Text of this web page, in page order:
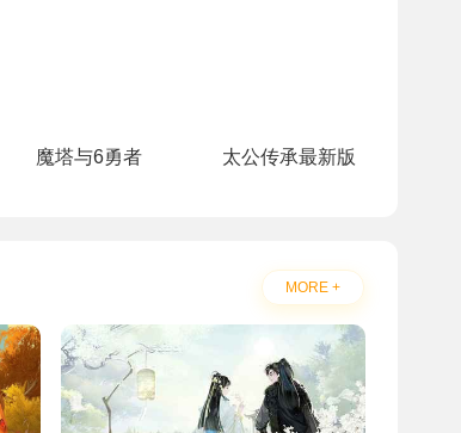
版 魔塔与6勇者 太公传承最新版
MORE +